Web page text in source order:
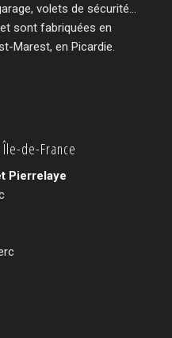
volets de sécurité…
sont fabriquées en
Marest, en Picardie.
de-France
Pierrelaye